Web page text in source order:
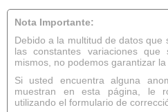
Nota Importante:
Debido a la multitud de datos que
las constantes variaciones
mismos, no podemos garantizar la
Si usted encuentra alguna
muestran en esta página, le
utilizando el formulario de